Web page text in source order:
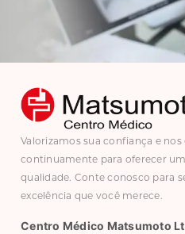
Valorizamos sua confiança e nos
continuamente para oferecer
qualidade. Conte conosco para
excelência que você merece.
Centro Médico Matsumoto